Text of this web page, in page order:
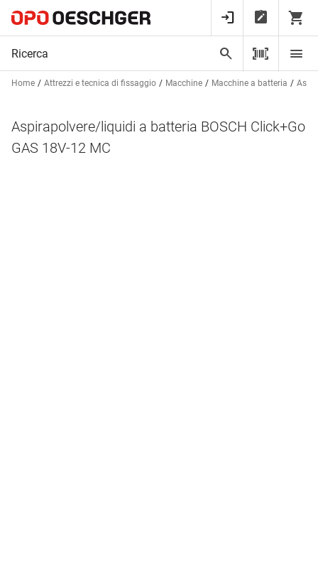
Home Attrezzi e tecnica di fissaggio Macchine Macchine a batteria
Aspirapolvere/liquidi a batteria BOSCH Click+Go
GAS 18V-12 MC